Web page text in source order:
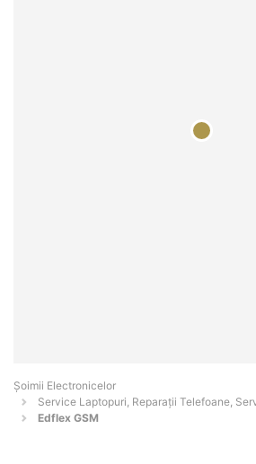
Șoimii Electronicelor
Service Laptopuri, Reparații Telefoane,
Edflex GSM